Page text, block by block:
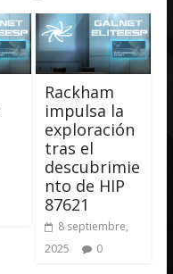
Rackham
impulsa la
exploración
tras el
descubrimie
nto de HIP
87621
8 septiembre,
2025
0